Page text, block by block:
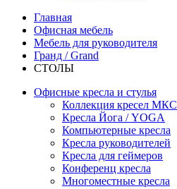
Главная
Офисная мебель
Мебель для руководителя
Гранд / Grand
СТОЛЫ
Офисные кресла и стулья
Коллекция кресел МКС
Кресла Йога / YOGA
Компьютерные кресла
Кресла руководителей
Кресла для геймеров
Конференц кресла
Многоместные кресла